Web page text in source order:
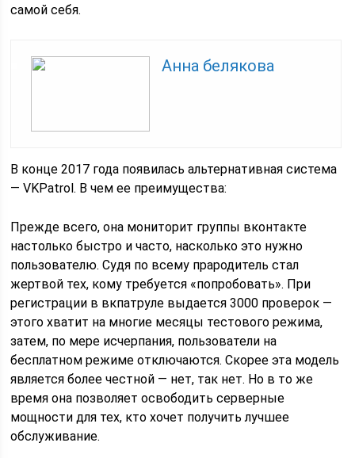
самой себя.
Анна белякова
В конце 2017 года появилась альтернативная система
— VKPatrol. В чем ее преимущества:
Прежде всего, она мониторит группы вконтакте
настолько быстро и часто, насколько это нужно
пользователю. Судя по всему прародитель стал
жертвой тех, кому требуется «попробовать». При
регистрации в вкпатруле выдается 3000 проверок —
этого хватит на многие месяцы тестового режима,
затем, по мере исчерпания, пользователи на
бесплатном режиме отключаются. Скорее эта модель
является более честной — нет, так нет. Но в то же
время она позволяет освободить серверные
мощности для тех, кто хочет получить лучшее
обслуживание.